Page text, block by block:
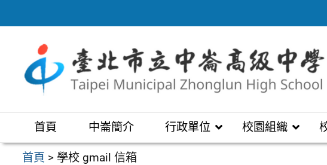
至
區
首頁 中崙簡介 行政單位 校園組織
首頁 > 學校 gmail 信箱